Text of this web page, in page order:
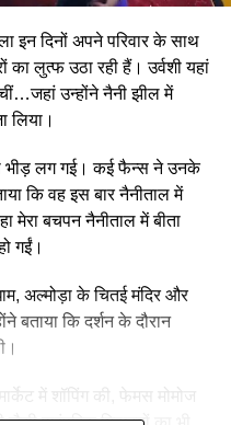
इन दिनों अपने परिवार के साथ
लुत्फ उठा रही हैं। उर्वशी यहां
उन्होंने नैनी झील में
लिया।
भीड़ लग गई। कई फैन्स ने उनके
कि वह इस बार नैनीताल में
बचपन नैनीताल में बीता
गईं।
अल्मोड़ा के चितई मंदिर और
बताया कि दर्शन के दौरान
में शॉपिंग की, फेमस मोमोज